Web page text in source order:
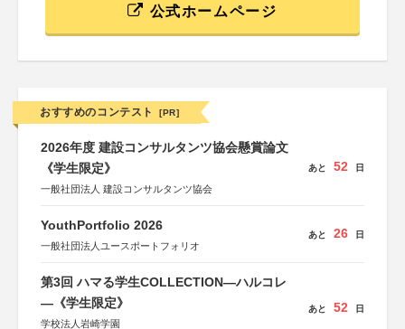
公式ホームページ
おすすめのコンテスト [PR]
2026年度 建設コンサルタンツ協会懸賞論文
《学生限定》
一般社団法人 建設コンサルタンツ協会
あと 52 日
YouthPortfolio 2026
一般社団法人ユースポートフォリオ
あと 26 日
第3回 ハマる学生COLLECTION―ハルコレ
―《学生限定》
学校法人岩崎学園
あと 52 日